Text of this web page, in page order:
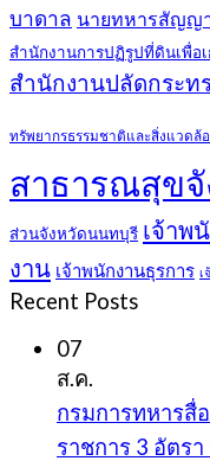
บาดาล นายทหารสัญญ
สำนักงานการปฏิรูปที่ดินเพื่อ
สำนักงานปลัดกระท
ทรัพยากรธรรมชาติและสิ่งแวดล้
สาธารณสุขจั
ส่วนจังหวัดนนทบุรี เจ้าพ
งาน เจ้าพนักงานธุรการ เ
Recent Posts
07
ส.ค.
กรมการทหารสื่
ราชการ 3 อัตร